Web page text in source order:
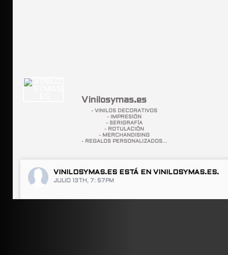
Vinilosymas.es
- VINILOS DECORATIVOS
- IMPRESIÓN
- SERIGRAFÍA
- ROTULACIÓN
- MERCHANDISING
- REGALOS PERSONALIZADOS...
VINILOSYMAS.ES ESTÁ EN VINILOSYMAS.ES.
JULIO 13TH, 7: 57PM